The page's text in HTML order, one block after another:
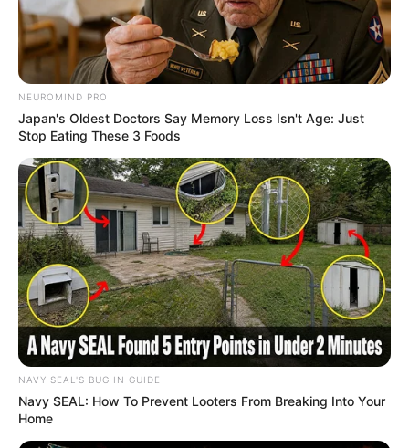
Concurso de reciclagem –
resultado final
Deixe seu comentário
NEUROMIND PRO
Japan's Oldest Doctors Say Memory Loss Isn't Age: Just
Stop Eating These 3 Foods
NAVY SEAL'S BUG IN GUIDE
Navy SEAL: How To Prevent Looters From Breaking Into Your
Home